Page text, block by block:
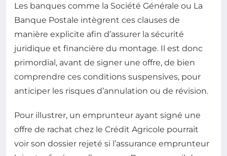
Les banques comme la Société Générale ou La
Banque Postale intègrent ces clauses de
manière explicite afin d’assurer la sécurité
juridique et financière du montage. Il est donc
primordial, avant de signer une offre, de bien
comprendre ces conditions suspensives, pour
anticiper les risques d’annulation ou de révision.
Pour illustrer, un emprunteur ayant signé une
offre de rachat chez le Crédit Agricole pourrait
voir son dossier rejeté si l’assurance emprunteur